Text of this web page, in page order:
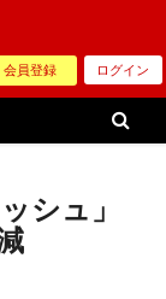
会員登録 ログイン
シュ」